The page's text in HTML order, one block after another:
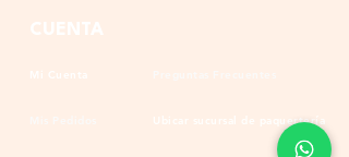
CUENTA
Mi Cuenta
Ubicar sucursal de paquertería